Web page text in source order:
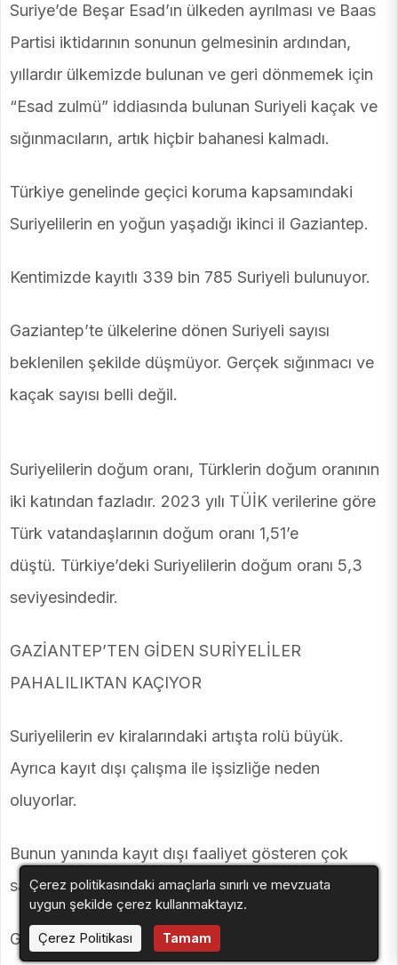
Suriye’de Beşar Esad’ın ülkeden ayrılması ve Baas
Partisi iktidarının sonunun gelmesinin ardından,
yıllardır ülkemizde bulunan ve geri dönmemek için
“Esad zulmü” iddiasında bulunan Suriyeli kaçak ve
sığınmacıların, artık hiçbir bahanesi kalmadı.
Türkiye genelinde geçici koruma kapsamındaki
Suriyelilerin en yoğun yaşadığı ikinci il Gaziantep.
Kentimizde kayıtlı 339 bin 785 Suriyeli bulunuyor.
Gaziantep’te ülkelerine dönen Suriyeli sayısı
beklenilen şekilde düşmüyor. Gerçek sığınmacı ve
kaçak sayısı belli değil.
Suriyelilerin doğum oranı, Türklerin doğum oranının
iki katından fazladır. 2023 yılı TÜİK verilerine göre
Türk vatandaşlarının doğum oranı 1,51’e
düştü. Türkiye’deki Suriyelilerin doğum oranı 5,3
seviyesindedir.
GAZİANTEP’TEN GİDEN SURİYELİLER
PAHALILIKTAN KAÇIYOR
Suriyelilerin ev kiralarındaki artışta rolü büyük.
Ayrıca kayıt dışı çalışma ile işsizliğe neden
oluyorlar.
Bunun yanında kayıt dışı faaliyet gösteren çok
sayıda işletme, küçük esnaf ve atölye vardır.
Gaziantep, Türkiye’nin en pahalı ili oldu.
Çerez politikasındaki amaçlarla sınırlı ve mevzuata
uygun şekilde çerez kullanmaktayız.
Çerez Politikası
Tamam